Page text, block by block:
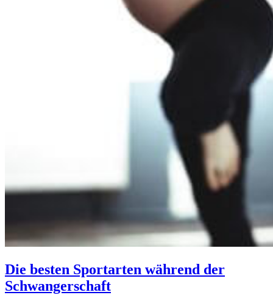
Die besten Sportarten während der
Schwangerschaft